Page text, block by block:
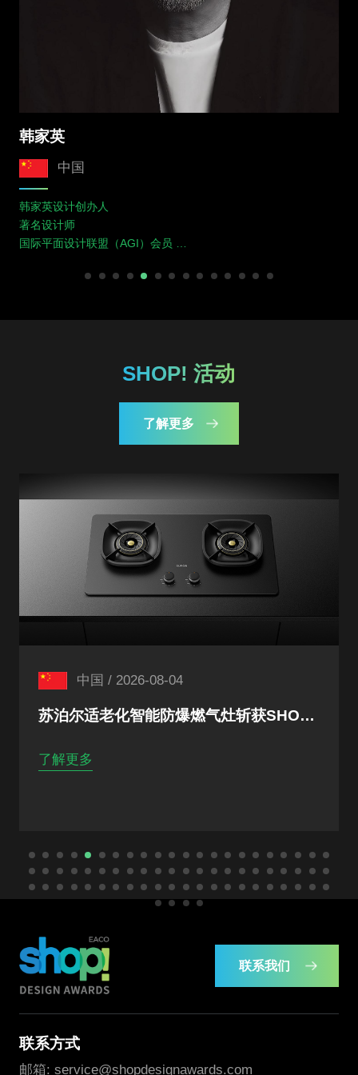
韩家英
中国
韩家英设计创办人
著名设计师
国际平面设计联盟（AGI）会员
西安美术学院设计艺术学院客座教授
SHOP! 活动
了解更多
中国 / 2026-08-04
苏泊尔适老化智能防爆燃气灶斩获SHOP! 设计奖厨房用品类银奖
了解更多
联系我们
联系方式
邮箱: service@shopdesignawards.com